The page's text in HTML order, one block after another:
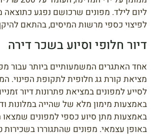
ליום לילד. מפונים שרכושם נפגע
לפיצוי כספי מרשות המיסים, בהתאם
דיור חלופי וסיוע בשכר דירה
אחד האתגרים המשמעותיים ביותר עבור
מציאת קורת גג חלופית לתקופת הפינוי.
לסייע למפונים במציאת פתרונות דיור
באמצעות מימון מלא של שהייה במלונות
באמצעות מתן סיוע כספי למפונים שמצאו
באופן עצמאי. מפונים שהתגוררו